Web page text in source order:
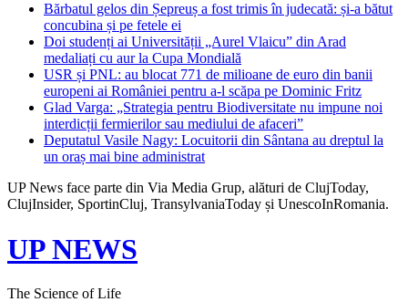
Bărbatul gelos din Șepreuș a fost trimis în judecată: și-a bătut
concubina și pe fetele ei
Doi studenți ai Universității „Aurel Vlaicu” din Arad
medaliați cu aur la Cupa Mondială
USR și PNL: au blocat 771 de milioane de euro din banii
europeni ai României pentru a-l scăpa pe Dominic Fritz
Glad Varga: „Strategia pentru Biodiversitate nu impune noi
interdicții fermierilor sau mediului de afaceri”
Deputatul Vasile Nagy: Locuitorii din Sântana au dreptul la
un oraș mai bine administrat
UP News face parte din Via Media Grup, alături de ClujToday,
ClujInsider, SportinCluj, TransylvaniaToday și UnescoInRomania.
UP NEWS
The Science of Life